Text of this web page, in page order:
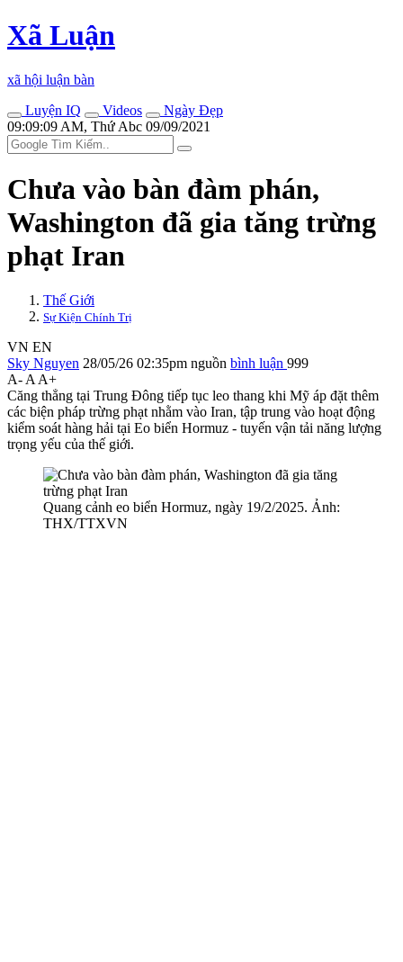
Xã Luận
xã hội luận bàn
Luyện IQ
Videos
Ngày Đẹp
09:09:09 AM, Thứ Abc 09/09/2021
Chưa vào bàn đàm phán,
Washington đã gia tăng trừng
phạt Iran
Thế Giới
Sự Kiện Chính Trị
VN EN
Sky Nguyen 28/05/26 02:35pm nguồn bình luận 999
A- A A+
Căng thẳng tại Trung Đông tiếp tục leo thang khi Mỹ áp đặt thêm
các biện pháp trừng phạt nhằm vào Iran, tập trung vào hoạt động
kiểm soát hàng hải tại Eo biển Hormuz - tuyến vận tải năng lượng
trọng yếu của thế giới.
Quang cảnh eo biển Hormuz, ngày 19/2/2025. Ảnh:
THX/TTXVN